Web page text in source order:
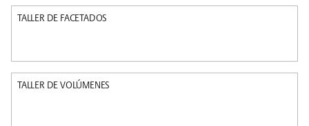
TALLER DE FACETADOS
TALLER DE VOLÚMENES